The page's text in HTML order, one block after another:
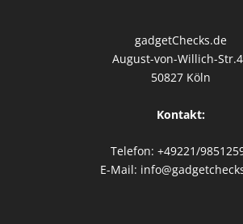
gadgetChecks.de
August-von-Willich-
50827 Köln
Kontakt:
Telefon: +49221/
E-Mail: